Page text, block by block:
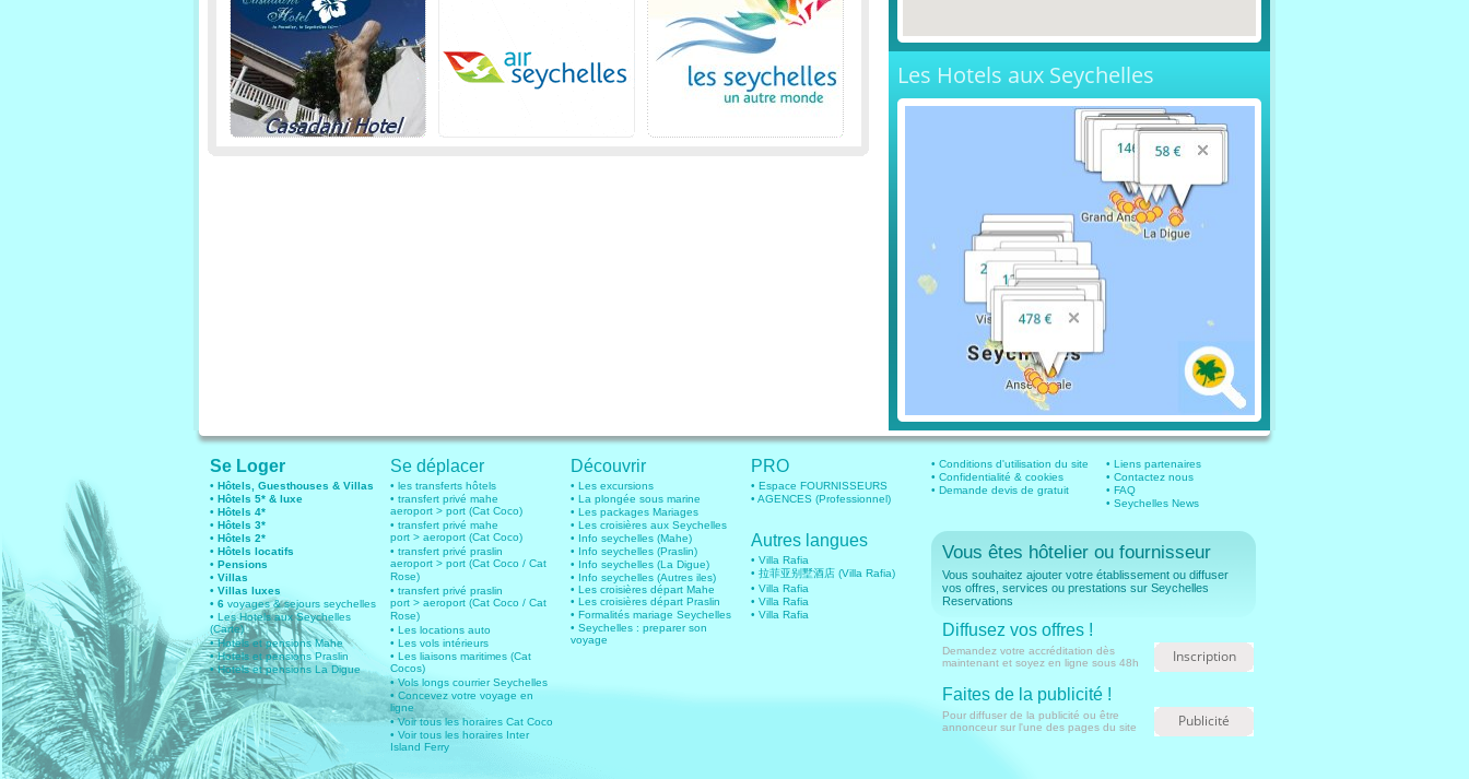
Les Hotels aux Seychelles
Se Loger
• Hôtels, Guesthouses & Villas
• Hôtels 5* & luxe
• Hôtels 4*
• Hôtels 3*
• Hôtels 2*
• Hôtels locatifs
• Pensions
• Villas
• Villas luxes
• 6 voyages & sejours seychelles
• Les Hotels aux Seychelles
(Carte)
• Hotels et pensions Mahe
• Hotels et pensions Praslin
• Hotels et pensions La Digue
Se déplacer
• les transferts hôtels
• transfert privé mahe
aeroport > port (Cat Coco)
• transfert privé mahe
port > aeroport (Cat Coco)
• transfert privé praslin
aeroport > port (Cat Coco / Cat
Rose)
• transfert privé praslin
port > aeroport (Cat Coco / Cat
Rose)
• Les locations auto
• Les vols intérieurs
• Les liaisons maritimes (Cat
Cocos)
• Vols longs courrier Seychelles
• Concevez votre voyage en
ligne
• Voir tous les horaires Cat Coco
• Voir tous les horaires Inter
Island Ferry
Découvrir
• Les excursions
• La plongée sous marine
• Les packages Mariages
• Les croisières aux Seychelles
• Info seychelles (Mahe)
• Info seychelles (Praslin)
• Info seychelles (La Digue)
• Info seychelles (Autres iles)
• Les croisières départ Mahe
• Les croisières départ Praslin
• Formalités mariage Seychelles
• Seychelles : preparer son
voyage
PRO
• Espace FOURNISSEURS
• AGENCES (Professionnel)
Autres langues
• Villa Rafia
• 拉菲亚别墅酒店 (Villa Rafia)
• Villa Rafia
• Villa Rafia
• Villa Rafia
• Conditions d'utilisation du site
• Confidentialité & cookies
• Demande devis de gratuit
• Liens partenaires
• Contactez nous
• FAQ
• Seychelles News
Vous êtes hôtelier ou fournisseur
Vous souhaitez ajouter votre établissement ou diffuser
vos offres, services ou prestations sur Seychelles
Reservations
Diffusez vos offres !
Demandez votre accréditation dès
maintenant et soyez en ligne sous 48h
Inscription
Faites de la publicité !
Pour diffuser de la publicité ou être
annonceur sur l'une des pages du site
Publicité